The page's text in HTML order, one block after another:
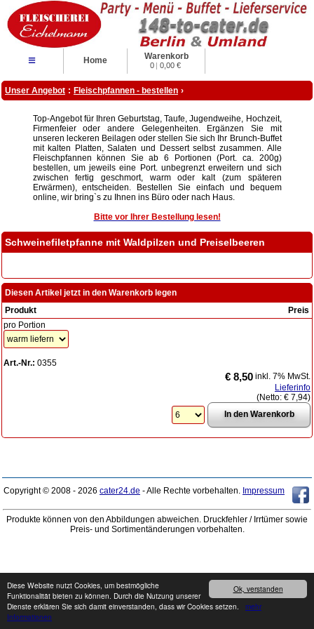
Ok, verstanden
Diese Website nutzt Cookies, um bestmögliche
Funktionalität bieten zu können. Durch die Nutzung unserer
Dienste erklären Sie sich damit einverstanden, dass wir Cookies setzen. mehr
Informationen
≡ Home Warenkorb
0 | 0,00 €
Unser Angebot : Fleischpfannen - bestellen ›
Top-Angebot für Ihren Geburtstag, Taufe, Jugendweihe, Hochzeit,
Firmenfeier oder andere Gelegenheiten. Ergänzen Sie mit
unseren leckeren Beilagen oder stellen Sie sich Ihr Brunch-Buffet
mit kalten Platten, Salaten und Dessert selbst zusammen. Alle
Fleischpfannen können Sie ab 6 Portionen (Port. ca. 200g)
bestellen, um jeweils eine Port. unbegrenzt erweitern und sich
zwischen fertig geschmort, warm oder kalt (zum späteren
Erwärmen), entscheiden. Bestellen Sie einfach und bequem
online, wir bring`s zu Ihnen ins Büro oder nach Haus.
Bitte vor Ihrer Bestellung lesen!
Schweinefiletpfanne mit Waldpilzen und Preiselbeeren
Diesen Artikel jetzt in den Warenkorb legen
Produkt
Preis
pro Portion
Art.-Nr.: 0355
€ 8,50 inkl. 7% MwSt.
Lieferinfo
(Netto: € 7,94)
Copyright © 2008 - 2026 cater24.de - Alle Rechte vorbehalten. Impressum
Produkte können von den Abbildungen abweichen. Druckfehler / Irrtümer sowie
Preis- und Sortimentänderungen vorbehalten.